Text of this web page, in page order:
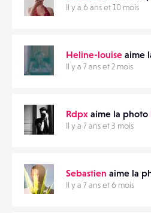
Il y a 6 ans et 10 mois
Heline-louise aime
Il y a 7 ans et 2 mois
Rdpx aime la photo
Il y a 7 ans et 3 mois
Sebastien aime la
Il y a 7 ans et 6 mois